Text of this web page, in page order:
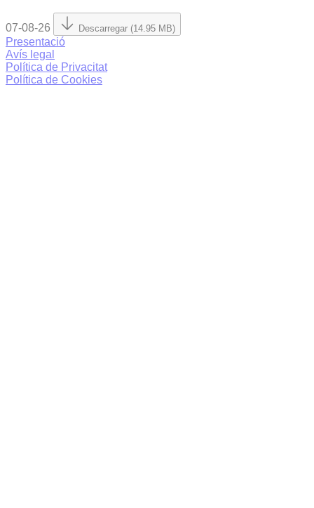
07-08-26 Descarregar (14.95 MB)
Presentació
Avís legal
Política de Privacitat
Política de Cookies